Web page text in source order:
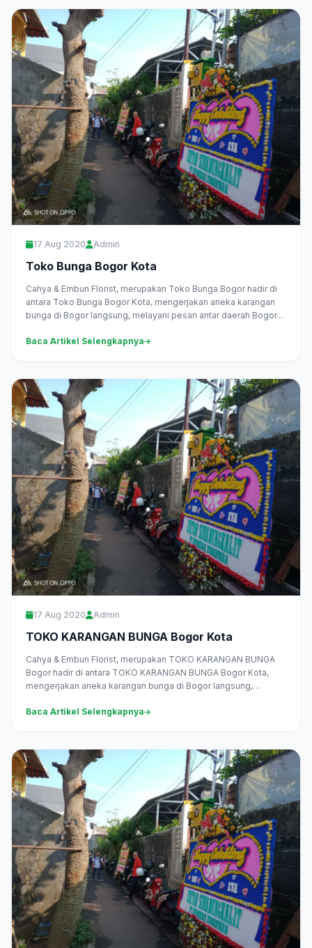
17 Aug 2020 Admin
Toko Bunga Bogor Kota
Cahya & Embun Florist, merupakan Toko Bunga Bogor hadir di
antara Toko Bunga Bogor Kota, mengerjakan aneka karangan
bunga di Bogor langsung, melayani pesan antar daerah Bogor...
Baca Artikel Selengkapnya
17 Aug 2020 Admin
TOKO KARANGAN BUNGA Bogor Kota
Cahya & Embun Florist, merupakan TOKO KARANGAN BUNGA
Bogor hadir di antara TOKO KARANGAN BUNGA Bogor Kota,
mengerjakan aneka karangan bunga di Bogor langsung,
Baca Artikel Selengkapnya